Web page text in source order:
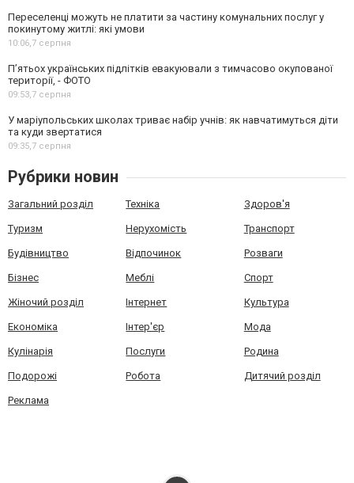
Переселенці можуть не платити за частину комунальних послуг у
покинутому житлі: які умови
10:06,7 серпня
П’ятьох українських підлітків евакуювали з тимчасово окупованої
території, - ФОТО
09:53,7 серпня
У маріупольських школах триває набір учнів: як навчатимуться діти
та куди звертатися
09:35,7 серпня
Рубрики новин
Загальний розділ Техніка Здоров'я
Туризм Нерухомість Транспорт
Будівництво Відпочинок Розваги
Бізнес Меблі Спорт
Жіночий розділ Інтернет Культура
Економіка Інтер'єр Мода
Кулінарія Послуги Родина
Подорожі Робота Дитячий розділ
Реклама